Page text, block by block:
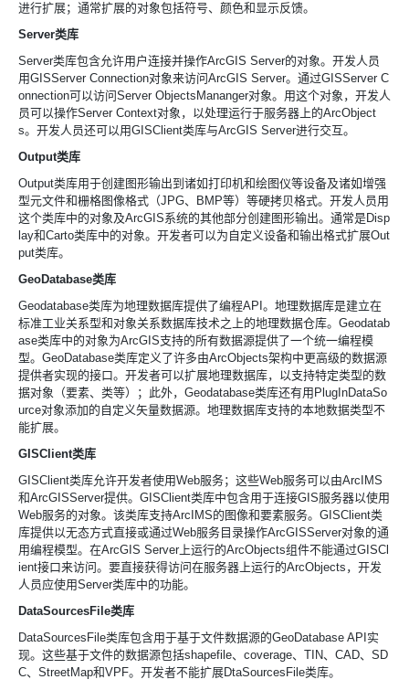
进行扩展；通常扩展的对象包括符号、颜色和显示反馈。
Server类库
Server类库包含允许用户连接并操作ArcGIS Server的对象。开发人员
用GISServer Connection对象来访问ArcGIS Server。通过GISServer C
onnection可以访问Server ObjectsMananger对象。用这个对象，开发人
员可以操作Server Context对象，以处理运行于服务器上的ArcObject
s。开发人员还可以用GISClient类库与ArcGIS Server进行交互。
Output类库
Output类库用于创建图形输出到诸如打印机和绘图仪等设备及诸如增强
型元文件和栅格图像格式（JPG、
BMP等）等硬拷贝格式。开发人员用
这个类库中的对象及ArcGIS系统的其他部分创建图形输出。通常是Disp
lay和Carto类库中的对象。开发者可以为自定义设备和输出格式扩展Out
put类库。
GeoDatabase类库
Geodatabase类库为地理数据库提供了编程API。地理数据库是建立在
标准工业关系型和对象关系数据库技术之上的地理数据仓库。 Geodatab
ase类库中的对象为ArcGIS支持的所有数据源提供了一个统一编程模
型。 GeoDatabase类库定义了许多由ArcObjects架构中更高级的数据源
提供者实现的接口。开发者可以扩展地理数据库，以支持特定类型的数
据对象（要素、类等）；此外， Geodatabase类库还有用 PlugInDataSo
urce对象添加的自定义矢量数据源。地理数据库支持的本地数据类型不
能扩展。
GISClient类库
GISClient类库允许开发者使用Web服务；这些Web服务可以由ArcIMS
和ArcGISServer提供。 GISClient类库中包含用于连接GIS服务器以使用
Web服务的对象。该类库支持ArcIMS的图像和要素服务。 GISClient类
库提供以无态方式直接或通过Web服务目录操作ArcGISServer对象的通
用编程模型。在ArcGIS Server上运行的ArcObjects组件不能通过GISCl
ient接口来访问。要直接获得访问在服务器上运行的ArcObjects，开发
人员应使用Server类库中的功能。
DataSourcesFile类库
DataSourcesFile类库包含用于基于文件数据源的GeoDatabase API实
现。这些基于文件的数据源包括shapefile、 coverage、 TIN、 CAD、 SD
C、 StreetMap和VPF。开发者不能扩展DtaSourcesFile类库。